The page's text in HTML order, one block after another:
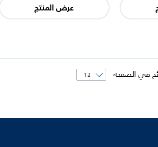
عرض المنتج
في الصفحة